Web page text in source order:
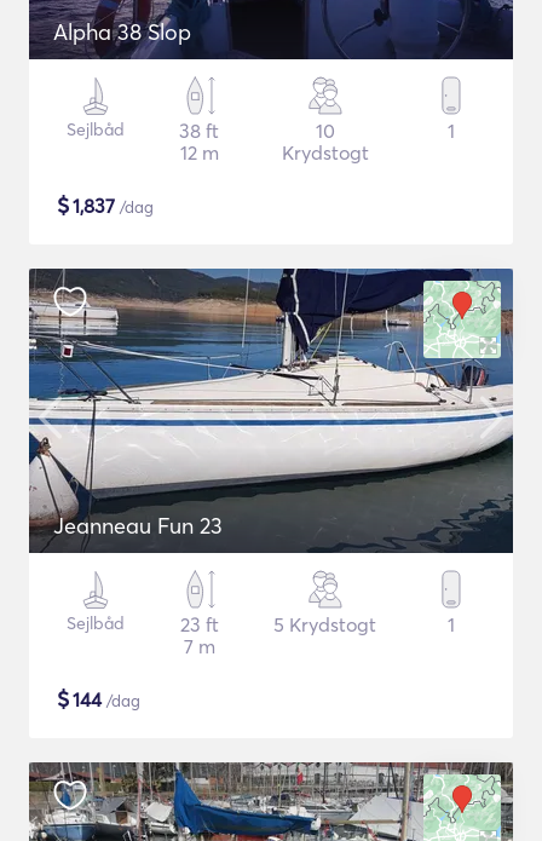
Alpha 38 Slop
Sejlbåd
38 ft
12 m
10
Krydstogt
1
$1,837 /dag
Jeanneau Fun 23
Sejlbåd
23 ft
7 m
5 Krydstogt 1
$144/dag